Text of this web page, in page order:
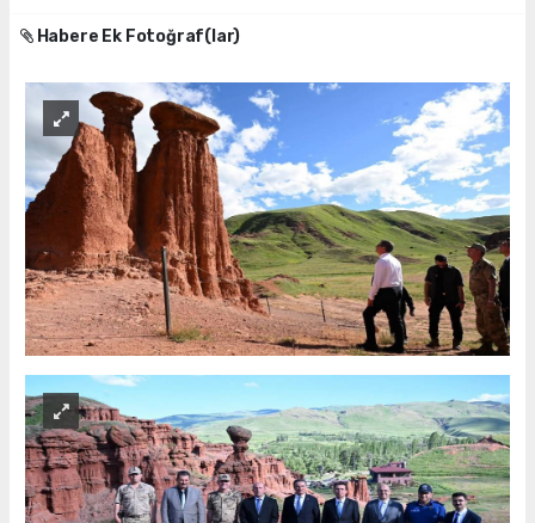
Habere Ek Fotoğraf(lar)